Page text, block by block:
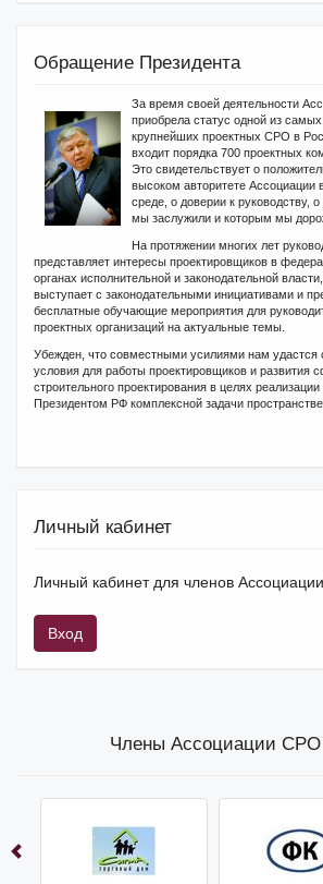
Обращение Президента
За время своей деятельности
приобрела статус одной из
крупнейших проектных СРО в
входит порядка 700 проектных
Это свидетельствует о
высоком авторитете Ассоциации
среде, о доверии к руководству,
мы заслужили и которым мы
На протяжении многих лет
представляет интересы проектировщиков в
органах исполнительной и законодательной
выступает с законодательными инициативами и
бесплатные обучающие мероприятия для
проектных организаций на актуальные темы.
Убежден, что совместными усилиями нам удастся
условия для работы проектировщиков и развития
строительного проектирования в целях
Президентом РФ комплексной задачи
Личный кабинет
Личный кабинет для членов
Вход
Члены Ассоциации